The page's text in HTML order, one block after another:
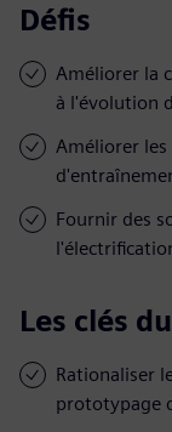
Défis
Améliorer la
à l'évolution
Améliorer
Fournir des
Les clés
Rationaliser
prototypage